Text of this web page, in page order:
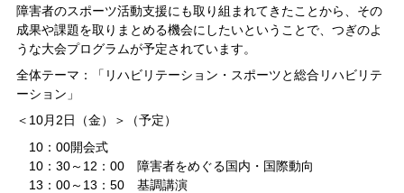
障害者のスポーツ活動支援にも取り組まれてきたことから、その
成果や課題を取りまとめる機会にしたいということで、つぎのよ
うな大会プログラムが予定されています。
全体テーマ：「リハビリテーション・スポーツと総合リハビリテ
ーション」
＜10月2日（金）＞（予定）
10：00開会式
10：30～12：00 障害者をめぐる国内・国際動向
13：00～13：50 基調講演